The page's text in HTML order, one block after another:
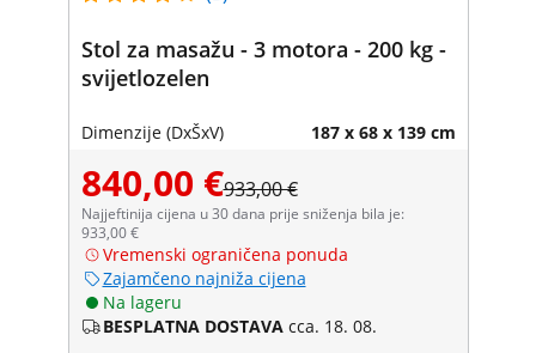
Stol za masažu - 3 motora - 200 kg -
svijetlozelen
Dimenzije (DxŠxV) 187 x 68 x 139 cm
840,00 €933,00 €
Najjeftinija cijena u 30 dana prije sniženja bila je:
933,00 €
Vremenski ograničena ponuda
Zajamčeno najniža cijena
Na lageru
BESPLATNA DOSTAVA cca. 18. 08.